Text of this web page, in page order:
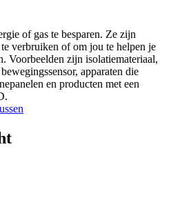
of gas te besparen. Ze zijn
verbruiken of om jou te helpen je
Voorbeelden zijn isolatiemateriaal,
apparaten die
en producten met een